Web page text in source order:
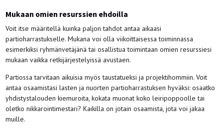
Mukaan omien resurssien ehdoilla
Voit itse määritellä kuinka paljon tahdot antaa aikaasi
partioharrastukselle. Mukana voi olla viikoittaisessa toiminnassa
esimerkiksi ryhmänvetäjänä tai osallistua toimintaan omien resurssiesi
mukaan vaikka retkijärjestelyissä avustaen.
Partiossa tarvitaan aikuisia myös taustatueksi ja projektihommiin. Voit
antaa osaamistasi lasten ja nuorten partioharrastuksen hyväksi: osaatko
yhdistystalouden kiemuroita, kokata muonat koko leiripoppoolle tai
oletko nikkarointimestari? Kaikilla on jotain osaamista, jota voi jakaa
muille.